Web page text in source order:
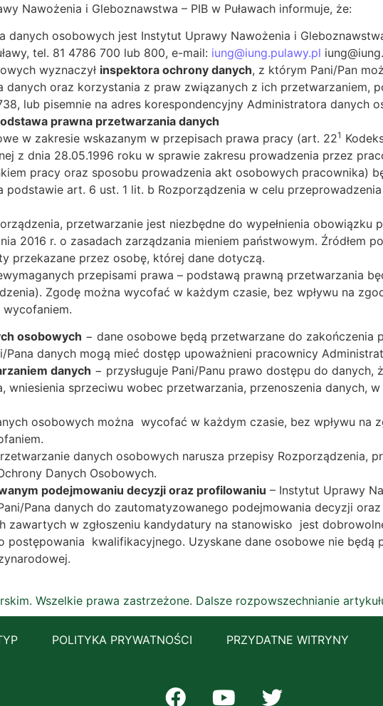
Nawożenia i Gleboznawstwa – PIB w Puławach informuje, że:
danych osobowych jest Instytut Uprawy Nawożenia i
tel. 81 4786 700 lub 800, e-mail: iung@iung.pulawy.pl
wyznaczył inspektora ochrony danych, z którym Pani/Pan
oraz korzystania z praw związanych z ich przetwarzaniem,
lub pisemnie na adres korespondencyjny Administratora danych
prawna przetwarzania danych
w zakresie wskazanym w przepisach prawa pracy (art. 221
z dnia 28.05.1996 roku w sprawie zakresu prowadzenia przez
pracy oraz sposobu prowadzenia akt osobowych pracownika)
podstawie art. 6 ust. 1 lit. b Rozporządzenia w celu
przetwarzanie jest niezbędne do wypełnienia
2016 r. o zasadach zarządzania mieniem państwowym. Źródłem
przekazane przez osobę, której dane dotyczą.
przepisami prawa – podstawą prawną przetwarzania
Zgodę można wycofać w każdym czasie, bez wpływu na
osobowych − dane osobowe będą przetwarzane do zakończenia
Pana danych mogą mieć dostęp upoważnieni pracownicy
danych − przysługuje Pani/Panu prawo dostępu do danych,
wniesienia sprzeciwu wobec przetwarzania, przenoszenia danych,
osobowych można wycofać w każdym czasie, bez wpływu na
danych osobowych narusza przepisy Rozporządzenia,
Danych Osobowych.
podejmowaniu decyzji oraz profilowaniu – Instytut Uprawy
Pana danych do zautomatyzowanego podejmowania decyzji
zawartych w zgłoszeniu kandydatury na stanowisko jest
postępowania kwalifikacyjnego. Uzyskane dane osobowe nie będą
Wszelkie prawa zastrzeżone. Dalsze rozpowszechnianie
POLITYKA PRYWATNOŚCI PRZYDATNE WITRYNY